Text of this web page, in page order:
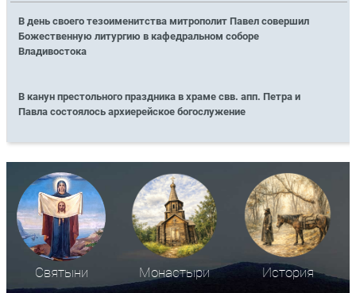
В день своего тезоименитства митрополит Павел совершил
Божественную литургию в кафедральном соборе
Владивостока
В канун престольного праздника в храме свв. апп. Петра и
Павла состоялось архиерейское богослужение
Святыни Монастыри История